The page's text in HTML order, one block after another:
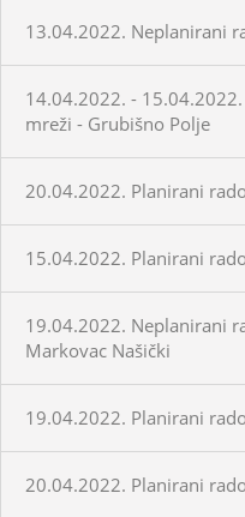
13.04.2022. Neplanirani
14.04.2022. -
mreži - Grubišno Polje
20.04.2022. Planirani
15.04.2022. Planirani
19.04.2022. Neplanirani
Markovac Našički
19.04.2022. Planirani
20.04.2022. Planirani